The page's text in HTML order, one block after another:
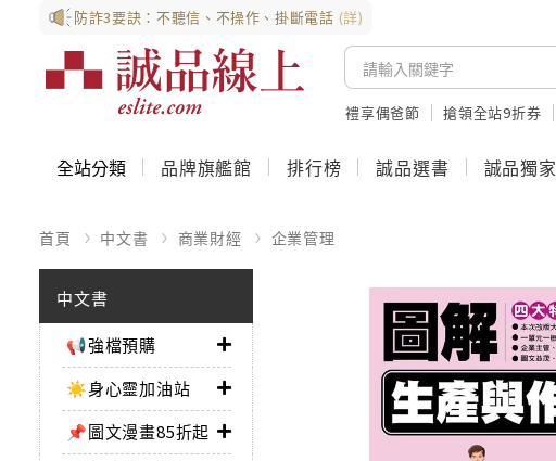
防詐3要訣：不聽信、不操作、掛斷電話 (詳)
禮享偶爸節 搶領全站9折券
全站分類 品牌旗艦館 排行榜 誠品選書 誠品獨家
首頁 中文書 商業財經 企業管理
中文書
📢強檔預購
☀️身心靈加油站
📌圖文漫畫85折起